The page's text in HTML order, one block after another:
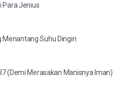
Para Jenius
Menantang Suhu Dingin
(Demi Merasakan Manisnya Iman)